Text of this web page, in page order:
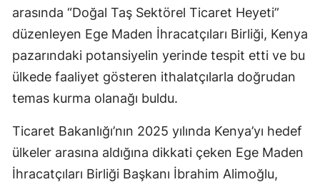
arasında “Doğal Taş Sektörel Ticaret Heyeti”
düzenleyen Ege Maden İhracatçıları Birliği, Kenya
pazarındaki potansiyelin yerinde tespit etti ve bu
ülkede faaliyet gösteren ithalatçılarla doğrudan
temas kurma olanağı buldu.
Ticaret Bakanlığı’nın 2025 yılında Kenya’yı hedef
ülkeler arasına aldığına dikkati çeken Ege Maden
İhracatçıları Birliği Başkanı İbrahim Alimoğlu,